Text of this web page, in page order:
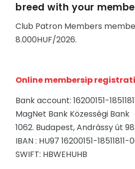
breed with your
Club Patron Members
8.000HUF/2026.
Online membersip
Bank account: 16200151-
MagNet Bank Közességi Bank
1062. Budapest, Andrássy út 98.
IBAN : HU97 16200151-
SWIFT: HBWEHUHB